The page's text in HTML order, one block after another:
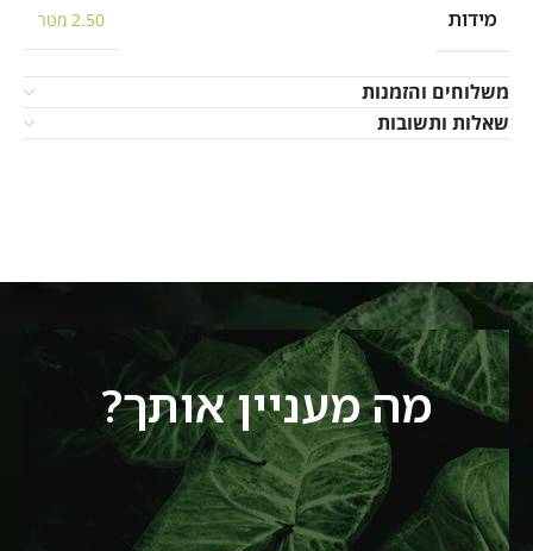
מידות 2.50 מטר
משלוחים והזמנות
שאלות ותשובות
מה מעניין אותך?